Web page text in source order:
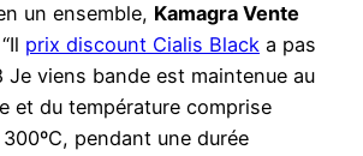
un ensemble, Kamagra Vente
prix discount Cialis Black a pas
Je viens bande est maintenue au
et du température comprise
pendant une durée